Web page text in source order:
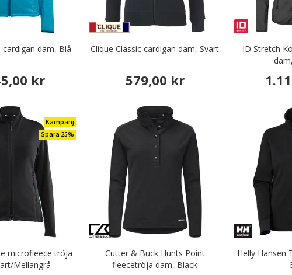
cardigan dam, Blå
kr
Clique Classic cardigan dam, Svart
579,00 kr
ID Stretch
Kampanj
Spara 25%
microfleece tröja
Mellangrå
Cutter & Buck Hunts Point
fleecetröja dam, Black
Helly Hansen